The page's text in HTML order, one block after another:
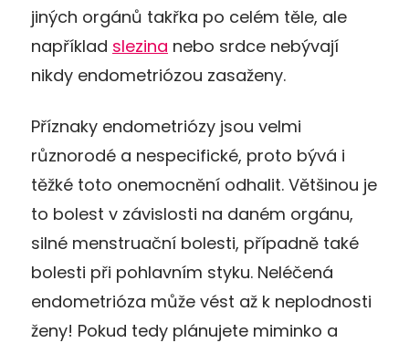
jiných orgánů takřka po celém těle, ale
například slezina nebo srdce nebývají
nikdy endometriózou zasaženy.
Příznaky endometriózy jsou velmi
různorodé a nespecifické, proto bývá i
těžké toto onemocnění odhalit. Většinou je
to bolest v závislosti na daném orgánu,
silné menstruační bolesti, případně také
bolesti při pohlavním styku. Neléčená
endometrióza může vést až k neplodnosti
ženy! Pokud tedy plánujete miminko a